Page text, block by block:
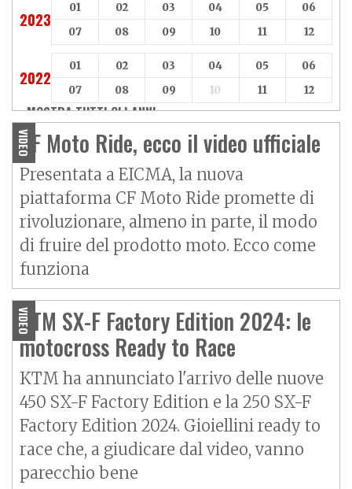
2023
01 02 03 04 05
06
07
08 09 10 11 12
2022
01 02 03 04 05
06
07
08 09 10 11 12
MOSTRA TUTTI GLI ANNI »
VIDEO
CF Moto Ride, ecco il video ufficiale
Presentata a EICMA, la nuova
piattaforma CF Moto Ride promette di
rivoluzionare, almeno in parte, il modo
di fruire del prodotto moto. Ecco come
funziona
VIDEO
KTM SX-F Factory Edition 2024: le
motocross Ready to Race
KTM ha annunciato l'arrivo delle nuove
450 SX-F Factory Edition e la 250 SX-F
Factory Edition 2024. Gioiellini ready to
race che, a giudicare dal video, vanno
parecchio bene